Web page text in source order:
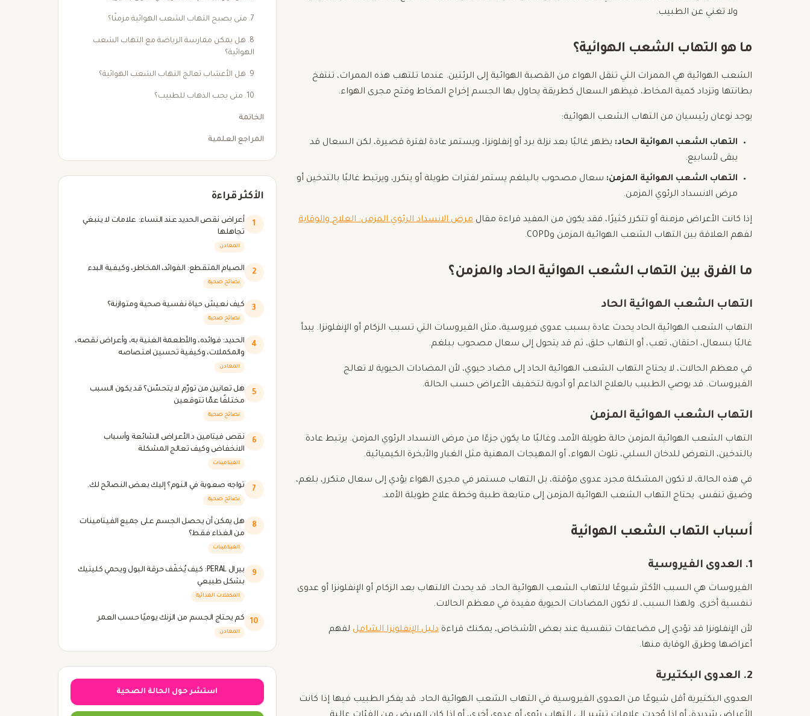
ولا تغني عن الطبيب.
ما هو التهاب الشعب الهوائية؟
الشعب الهوائية هي الممرات التي تنقل الهواء من القصبة الهوائية إلى الرئتين. عندما تلتهب هذه الممرات، تنتفخ
بطانتها وتزداد كمية المخاط، فيظهر السعال كطريقة يحاول بها الجسم إخراج المخاط وفتح مجرى الهواء.
يوجد نوعان رئيسيان من التهاب الشعب الهوائية:
التهاب الشعب الهوائية الحاد: يظهر غالبًا بعد نزلة برد أو إنفلونزا، ويستمر عادة لفترة قصيرة، لكن السعال قد
يبقى لأسابيع.
التهاب الشعب الهوائية المزمن: سعال مصحوب بالبلغم يستمر لفترات طويلة أو يتكرر، ويرتبط غالبًا بالتدخين أو
مرض الانسداد الرئوي المزمن.
إذا كانت الأعراض مزمنة أو تتكرر كثيرًا، فقد يكون من المفيد قراءة مقال مرض الانسداد الرئوي المزمن: العلاج والوقاية
لفهم العلاقة بين التهاب الشعب الهوائية المزمن وCOPD.
ما الفرق بين التهاب الشعب الهوائية الحاد والمزمن؟
التهاب الشعب الهوائية الحاد
التهاب الشعب الهوائية الحاد يحدث عادة بسبب عدوى فيروسية، مثل الفيروسات التي تسبب الزكام أو الإنفلونزا. يبدأ
غالبًا بسعال، احتقان، تعب، أو التهاب حلق، ثم قد يتحول إلى سعال مصحوب ببلغم.
في معظم الحالات، لا يحتاج التهاب الشعب الهوائية الحاد إلى مضاد حيوي، لأن المضادات الحيوية لا تعالج
الفيروسات. قد يوصي الطبيب بالعلاج الداعم أو أدوية لتخفيف الأعراض حسب الحالة.
التهاب الشعب الهوائية المزمن
التهاب الشعب الهوائية المزمن حالة طويلة الأمد، وغالبًا ما يكون جزءًا من مرض الانسداد الرئوي المزمن. يرتبط عادة
بالتدخين، التعرض للدخان السلبي، تلوث الهواء، أو المهيجات المهنية مثل الغبار والأبخرة الكيميائية.
في هذه الحالة، لا تكون المشكلة مجرد عدوى مؤقتة، بل التهاب مستمر في مجرى الهواء يؤدي إلى سعال متكرر، بلغم،
وضيق تنفس. يحتاج التهاب الشعب الهوائية المزمن إلى متابعة طبية وخطة علاج طويلة الأمد.
أسباب التهاب الشعب الهوائية
1. العدوى الفيروسية
الفيروسات هي السبب الأكثر شيوعًا لالتهاب الشعب الهوائية الحاد. قد يحدث الالتهاب بعد الزكام أو الإنفلونزا أو عدوى
تنفسية أخرى. ولهذا السبب، لا تكون المضادات الحيوية مفيدة في معظم الحالات.
لأن الإنفلونزا قد تؤدي إلى مضاعفات تنفسية عند بعض الأشخاص، يمكنك قراءة دليل الإنفلونزا الشامل لفهم
أعراضها وطرق الوقاية منها.
2. العدوى البكتيرية
العدوى البكتيرية أقل شيوعًا من العدوى الفيروسية في التهاب الشعب الهوائية الحاد. قد يفكر الطبيب فيها إذا كانت
7. متى يصبح التهاب الشعب الهوائية مزمنًا؟
8. هل يمكن ممارسة الرياضة مع التهاب الشعب
الهوائية؟
9. هل الأعشاب تعالج التهاب الشعب الهوائية؟
10. متى يجب الذهاب للطبيب؟
الخاتمة
المراجع العلمية
الأكثر قراءة
1
أعراض نقص الحديد عند النساء: علامات لا ينبغي
تجاهلها
المعادن
2 الصيام المتقطع: الفوائد، المخاطر، وكيفية البدء
نصائح صحية
3 كيف نعيش حياة نفسية صحية ومتوازنة؟
نصائح صحية
4
الحديد: فوائده، والأطعمة الغنية به، وأعراض نقصه،
والمكملات، وكيفية تحسين امتصاصه
المعادن
5
هل تعانين من تورّم لا يتحسّن؟ قد يكون السبب
مختلفًا عمّا تتوقعين
نصائح صحية
6
نقص فيتامين د الأعراض الشائعة وأسباب
الانخفاض وكيف تعالج المشكلة
الفيتامينات
7 تواجه صعوبة في النوم؟ إليك بعض النصائح لك.
نصائح صحية
8
هل يمكن أن يحصل الجسم على جميع الفيتامينات
من الغذاء فقط؟
الفيتامينات
9
بيرال PERAL: كيف يُخفّف حرقة البول ويحمي كليتيك
بشكل طبيعي
المكملات الغذائية
10 كم يحتاج الجسم من الزنك يوميًا حسب العمر
المعادن
استشر حول الحالة الصحية